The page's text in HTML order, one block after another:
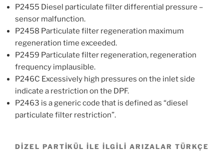
P2455 Diesel particulate filter differential pressure –
sensor malfunction.
P2458 Particulate filter regeneration maximum
regeneration time exceeded.
P2459 Particulate filter regeneration, regeneration
frequency implausible.
P246C Excessively high pressures on the inlet side
indicate a restriction on the DPF.
P2463 is a generic code that is defined as “diesel
particulate filter restriction”.
DİZEL PARTİKÜL İLE İLGİLİ ARIZALAR TÜRKÇE